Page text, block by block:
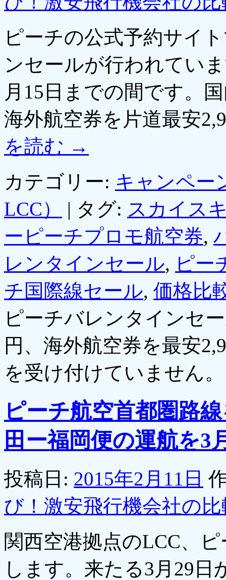
ピーチの公式予約サイ
ンセールが行われてい
月15日までの間です。
海外航空券を片道最安
を読む →
カテゴリー: キャンペー
LCC）
| タグ: スカイス
ーピーチプロモ航空券,
レンタインセール, ピー
チ国際線セール, 価格比
ピーチバレンタインセ
円、海外航空券を最安
を受け付けていません。
ピーチ航空首都圏路
田ー福岡便の運航を3
投稿日: 2015年2月11日
び！激安飛行機会社の
関西空港拠点のLCC、
します。来たる3月29日